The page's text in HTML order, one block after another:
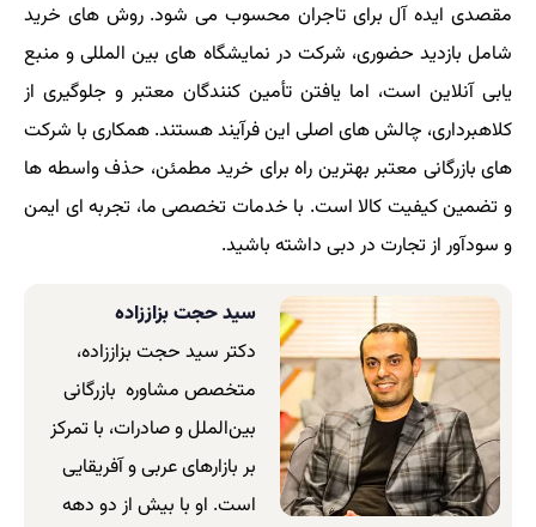
مقصدی ایده آل برای تاجران محسوب می شود. روش های خرید
شامل بازدید حضوری، شرکت در نمایشگاه های بین المللی و منبع
یابی آنلاین است، اما یافتن تأمین کنندگان معتبر و جلوگیری از
کلاهبرداری، چالش های اصلی این فرآیند هستند. همکاری با شرکت
های بازرگانی معتبر بهترین راه برای خرید مطمئن، حذف واسطه ها
و تضمین کیفیت کالا است. با خدمات تخصصی ما، تجربه ای ایمن
و سودآور از تجارت در دبی داشته باشید.
سید حجت بزاززاده
دکتر سید حجت بزاززاده،
متخصص مشاوره بازرگانی
بین‌الملل و صادرات، با تمرکز
بر بازارهای عربی و آفریقایی
است. او با بیش از دو دهه